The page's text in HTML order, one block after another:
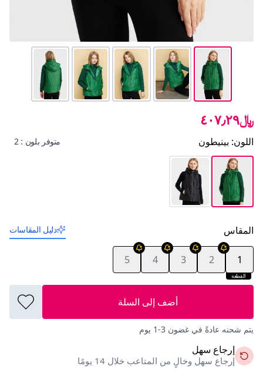
﷼٤٠٧٫٢٩
اللون: بينيطون متوفر بلون : 2
المقاس دليل المقاسات
القطعة
1
2
3
4
5
أضف إلى السلة
يتم شحنه عادةً في غضون 3-1 يوم
إرجاع سهل
إرجاع سهل وخالٍ من المتاعب خلال 14 يومًا